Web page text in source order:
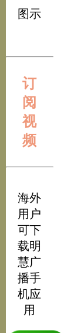
图示
订
阅
视
频
海外
用户
可下
载明
慧广
播手
机应
用